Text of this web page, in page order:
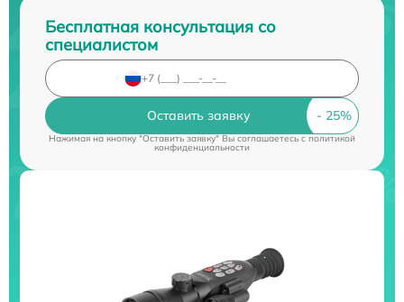
Бесплатная консультация со
специалистом
Оставить заявку
Нажимая на кнопку "Оставить заявку" Вы соглашаетесь cполитикой
конфиденциальности